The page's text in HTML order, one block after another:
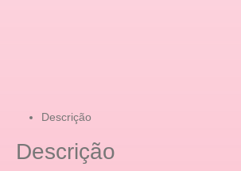
Descrição
Descrição